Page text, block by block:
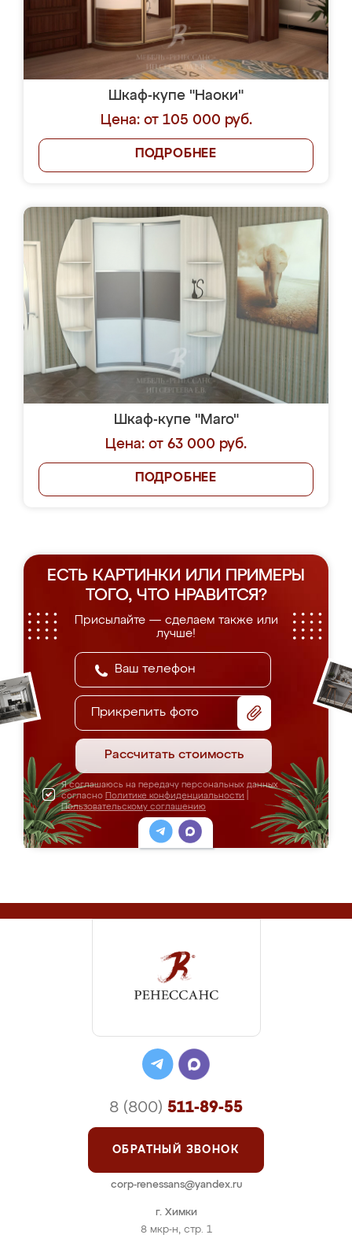
Шкаф-купе "Наоки"
Цена: от 105 000 руб.
ПОДРОБНЕЕ
Шкаф-купе "Maro"
Цена: от 63 000 руб.
ПОДРОБНЕЕ
ЕСТЬ КАРТИНКИ ИЛИ ПРИМЕРЫ
ТОГО, ЧТО НРАВИТСЯ?
Присылайте — сделаем также или
лучше!
Прикрепить фото
Рассчитать стоимость
Я соглашаюсь на передачу персональных данных
согласно Политике конфиденциальности
Пользовательскому соглашению
г. Химки
8 мкр-н, стр. 1
8 (800) 511-89-55
ОБРАТНЫЙ ЗВОНОК
corp-renessans@yandex.ru